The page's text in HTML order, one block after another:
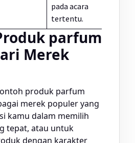
pada acara
tertentu.
parfum
Merek
produk parfum
merek populer yang
kamu dalam memilih
tepat, atau untuk
dengan karakter